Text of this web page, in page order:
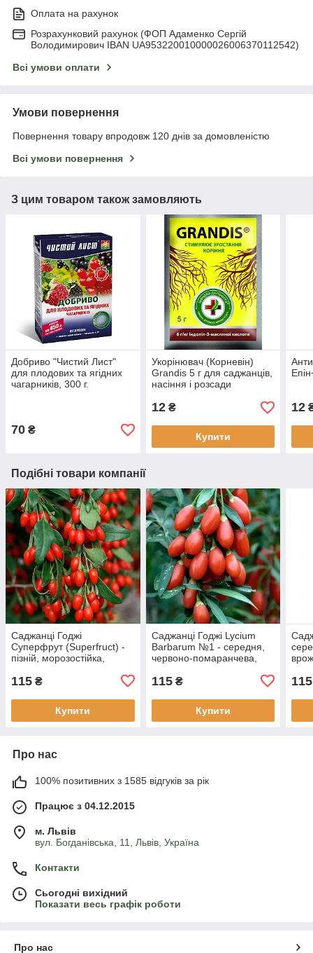
Оплата на рахунок
Розрахунковий рахунок (ФОП Адаменко Сергій
Володимирович IBAN UA953220010000026006370112542)
Всі умови оплати
Умови повернення
Повернення товару впродовж 120 днів за домовленістю
Всі умови повернення
З цим товаром також замовляють
Добриво "Чистий Лист"
для плодових та ягідних
чагарників, 300 г.
70 ₴
Укорінювач (Корневін)
Grandis 5 г для саджанців,
насіння і розсади
12₴
Купити
12
Подібні товари компанії
Саджанці Годжі
Суперфрут (Superfruct) -
пізній, морозостійка,
115 ₴
Купити
Саджанці Годжі Lycium
Barbarum №1 - середня,
червоно-помаранчева,
115₴
Купити
115
Про нас
100% позитивних з 1585 відгуків за рік
Працює з 04.12.2015
м. Львів
вул. Богданівська, 11, Львів, Україна
Контакти
Сьогодні вихідний
Показати весь графік роботи
Про нас